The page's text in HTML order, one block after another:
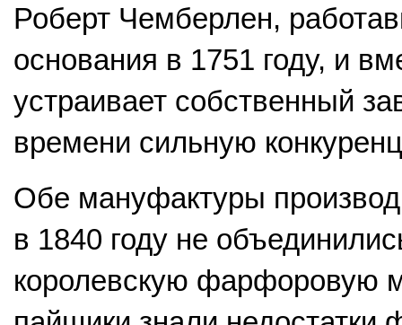
Роберт Чемберлен,
основания в 1751 году, и
устраивает собственный
времени сильную
Обе мануфактуры
в 1840 году не
королевскую фарфоровую